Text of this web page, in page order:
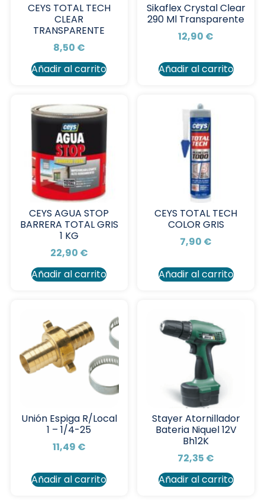
CEYS TOTAL TECH
CLEAR
TRANSPARENTE
8,50 €
Añadir al carrito
Sikaflex Crystal Clear
290 Ml Transparente
12,90 €
Añadir al carrito
CEYS AGUA STOP
BARRERA TOTAL GRIS
1 KG
22,90 €
Añadir al carrito
CEYS TOTAL TECH
COLOR GRIS
7,90 €
Añadir al carrito
Unión Espiga R/Local
1 – 1/4-25
11,49 €
Añadir al carrito
Stayer Atornillador
Bateria Niquel 12V
Bh12K
72,35 €
Añadir al carrito